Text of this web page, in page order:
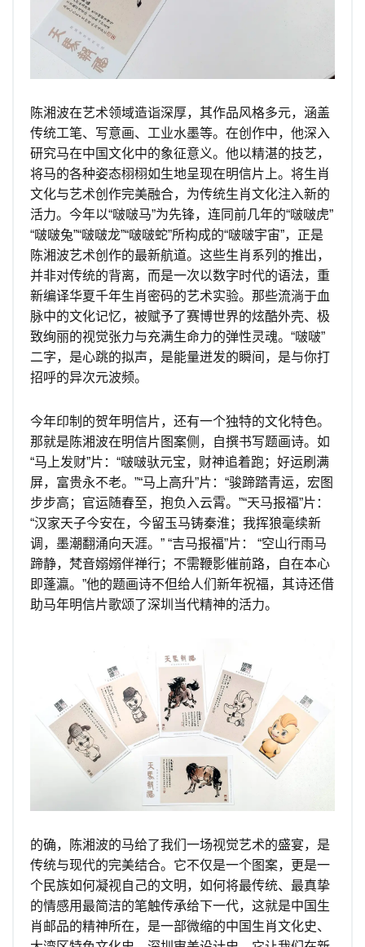
陈湘波在艺术领域造诣深厚，其作品风格多元，涵盖
传统工笔、写意画、工业水墨等。在创作中，他深入
研究马在中国文化中的象征意义。他以精湛的技艺，
将马的各种姿态栩栩如生地呈现在明信片上。将生肖
文化与艺术创作完美融合，为传统生肖文化注入新的
活力。今年以“啵啵马”为先锋，连同前几年的“啵啵虎”
“啵啵兔”“啵啵龙”“啵啵蛇”所构成的“啵啵宇宙”，正是
陈湘波艺术创作的最新航道。这些生肖系列的推出，
并非对传统的背离，而是一次以数字时代的语法，重
新编译华夏千年生肖密码的艺术实验。那些流淌于血
脉中的文化记忆，被赋予了赛博世界的炫酷外壳、极
致绚丽的视觉张力与充满生命力的弹性灵魂。“啵啵”
二字，是心跳的拟声，是能量迸发的瞬间，是与你打
招呼的异次元波频。
今年印制的贺年明信片，还有一个独特的文化特色。
那就是陈湘波在明信片图案侧，自撰书写题画诗。如
“马上发财”片：“啵啵驮元宝，财神追着跑；好运刷满
屏，富贵永不老。”“马上高升”片：“骏蹄踏青运，宏图
步步高；官运随春至，抱负入云霄。”“天马报福”片：
“汉家天子今安在，今留玉马铸秦淮；我挥狼毫续新
调，墨潮翻涌向天涯。” “吉马报福”片： “空山行雨马
蹄静，梵音嫋嫋伴禅行；不需鞭影催前路，自在本心
即蓬瀛。”他的题画诗不但给人们新年祝福，其诗还借
助马年明信片歌颂了深圳当代精神的活力。
的确，陈湘波的马给了我们一场视觉艺术的盛宴，是
传统与现代的完美结合。它不仅是一个图案，更是一
个民族如何凝视自己的文明，如何将最传统、最真挚
的情感用最简洁的笔触传承给下一代，这就是中国生
肖邮品的精神所在，是一部微缩的中国生肖文化史、